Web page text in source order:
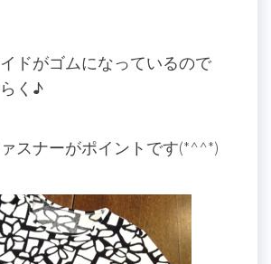
ドがゴムになっているので
く♪
スナーがポイントです(*^^*)